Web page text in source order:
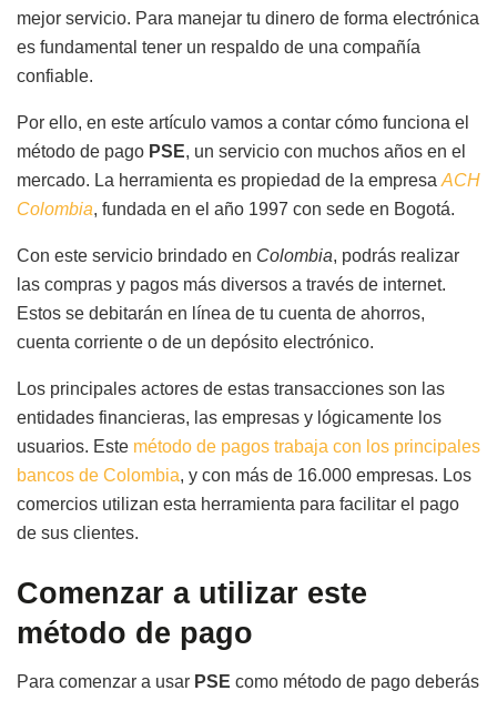
mejor servicio. Para manejar tu dinero de forma electrónica
es fundamental tener un respaldo de una compañía
confiable.
Por ello, en este artículo vamos a contar cómo funciona el
método de pago PSE, un servicio con muchos años en el
mercado. La herramienta es propiedad de la empresa ACH
Colombia, fundada en el año 1997 con sede en Bogotá.
Con este servicio brindado en Colombia, podrás realizar
las compras y pagos más diversos a través de internet.
Estos se debitarán en línea de tu cuenta de ahorros,
cuenta corriente o de un depósito electrónico.
Los principales actores de estas transacciones son las
entidades financieras, las empresas y lógicamente los
usuarios. Este método de pagos trabaja con los principales
bancos de Colombia, y con más de 16.000 empresas. Los
comercios utilizan esta herramienta para facilitar el pago
de sus clientes.
Comenzar a utilizar este
método de pago
Para comenzar a usar PSE como método de pago deberás